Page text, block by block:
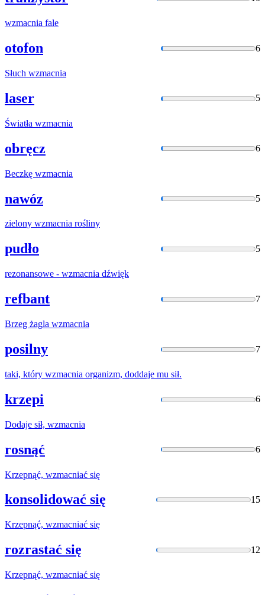
wzmacnia fale
otofon 6
Słuch wzmacnia
laser 5
Światła wzmacnia
obręcz 6
Beczkę wzmacnia
nawóz 5
zielony wzmacnia rośliny
pudło 5
rezonansowe - wzmacnia dźwięk
refbant 7
Brzeg żagla wzmacnia
posilny 7
taki, który wzmacnia organizm, doddaje mu sił.
krzepi 6
Dodaje sił, wzmacnia
rosnąć 6
Krzepnąć, wzmacniać się
konsolidować się 15
Krzepnąć, wzmacniać się
rozrastać się 12
Krzepnąć, wzmacniać się